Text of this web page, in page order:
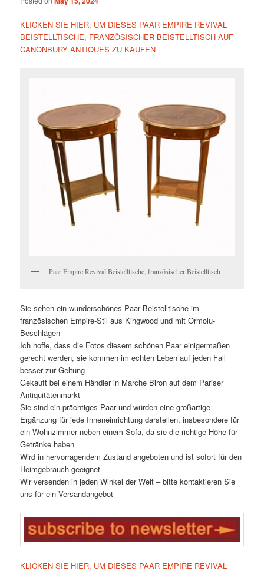
KLICKEN SIE HIER, UM DIESES PAAR EMPIRE REVIVAL
BEISTELLTISCHE, FRANZÖSISCHER BEISTELLTISCH AUF
CANONBURY ANTIQUES ZU KAUFEN
Paar Empire Revival Beistelltische, französischer Beistelltisch
Sie sehen ein wunderschönes Paar Beistelltische im
französischen Empire-Stil aus Kingwood und mit Ormolu-
Beschlägen
Ich hoffe, dass die Fotos diesem schönen Paar einigermaßen
gerecht werden, sie kommen im echten Leben auf jeden Fall
besser zur Geltung
Gekauft bei einem Händler in Marche Biron auf dem Pariser
Antiquitätenmarkt
Sie sind ein prächtiges Paar und würden eine großartige
Ergänzung für jede Inneneinrichtung darstellen, insbesondere für
ein Wohnzimmer neben einem Sofa, da sie die richtige Höhe für
Getränke haben
Wird in hervorragendem Zustand angeboten und ist sofort für den
Heimgebrauch geeignet
Wir versenden in jeden Winkel der Welt – bitte kontaktieren Sie
uns für ein Versandangebot
KLICKEN SIE HIER, UM DIESES PAAR EMPIRE REVIVAL